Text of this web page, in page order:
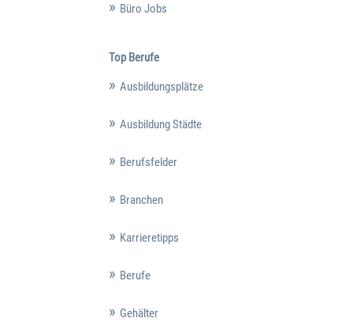
Büro Jobs
Top Berufe
Ausbildungsplätze
Ausbildung Städte
Berufsfelder
Branchen
Karrieretipps
Berufe
Gehälter